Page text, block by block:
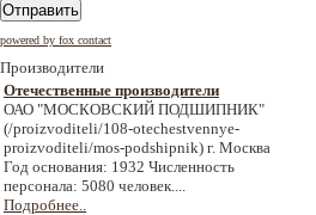
Отправить
powered by fox contact
Производители
Отечественные производители
ОАО "МОСКОВСКИЙ ПОДШИПНИК"
(/proizvoditeli/108-otechestvennye-
proizvoditeli/mos-podshipnik) г. Москва
Год основания: 1932 Численность
персонала: 5080 человек....
Подробнее..